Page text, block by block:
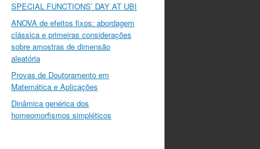
SPECIAL FUNCTIONS’ DAY AT UBI
ANOVA de efeitos fixos: abordagem
clássica e primeiras considerações
sobre amostras de dimensão
aleatória
Provas de Doutoramento em
Matemática e Aplicações
Dinâmica genérica dos
homeomorfismos simpléticos